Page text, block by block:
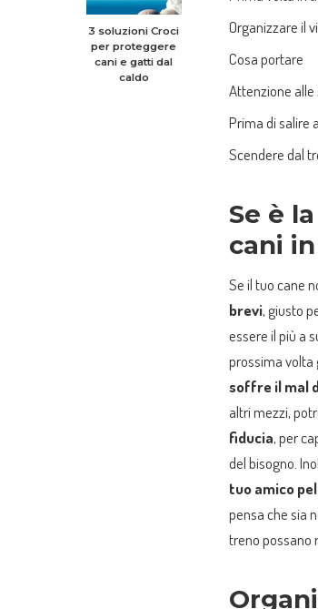
3 soluzioni Croci
per proteggere
cani e gatti dal
caldo
Organizzare il
Cosa portare
Attenzione
Prima di salire
Scendere dal
Se è
cani
Se il tuo cane
brevi, giusto
essere il più a
prossima volta
soffre il mal
altri mezzi,
fiducia, per
del bisogno.
tuo amico
pensa che sia
treno possano